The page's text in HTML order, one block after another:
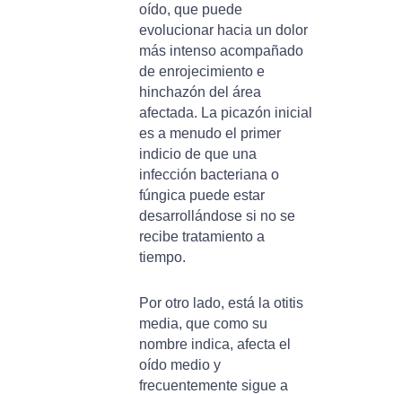
oído, que puede
evolucionar hacia un dolor
más intenso acompañado
de enrojecimiento e
hinchazón del área
afectada. La picazón inicial
es a menudo el primer
indicio de que una
infección bacteriana o
fúngica puede estar
desarrollándose si no se
recibe tratamiento a
tiempo.
Por otro lado, está la otitis
media, que como su
nombre indica, afecta el
oído medio y
frecuentemente sigue a